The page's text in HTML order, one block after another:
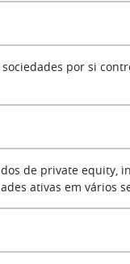
por si
de private equity,
ativas em vários